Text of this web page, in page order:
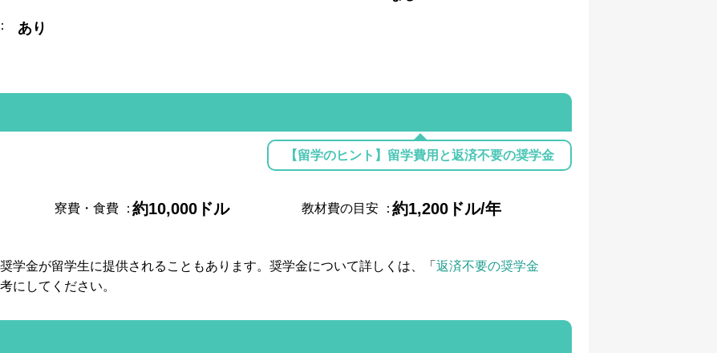
： あり
【留学のヒント】留学費用と返済不要の奨学金
寮費・食費 ：約10,000ドル 教材費の目安 ：約1,200ドル/年
学金が留学生に提供されることもあります。奨学金について詳しくは、「返済不要の奨学金
にしてください。